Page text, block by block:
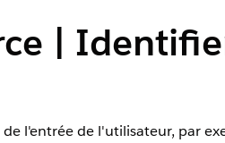
|
l'entrée de l'utilisateur, par